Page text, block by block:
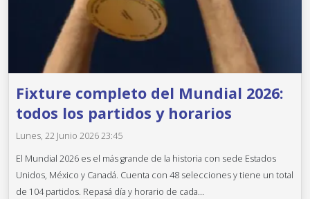
Fixture completo del Mundial 2026:
todos los partidos y horarios
Lunes, 22 Junio 2026 23:45
El Mundial 2026 es el más grande de la historia con sede Estados
Unidos, México y Canadá. Cuenta con 48 selecciones y tiene un total
de 104 partidos. Repasá día y horario de cada...